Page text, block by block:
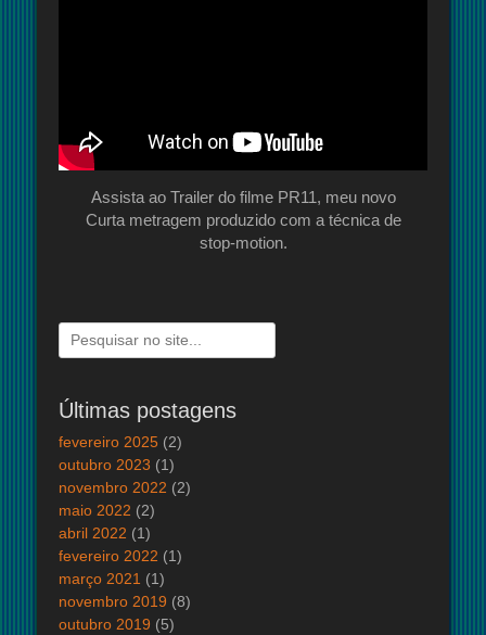
Assista ao Trailer do filme PR11, meu novo
Curta metragem produzido com a técnica de
stop-motion.
Pesquisar
por:
Últimas postagens
fevereiro 2025 (2)
outubro 2023 (1)
novembro 2022 (2)
maio 2022 (2)
abril 2022 (1)
fevereiro 2022 (1)
março 2021 (1)
novembro 2019 (8)
outubro 2019 (5)